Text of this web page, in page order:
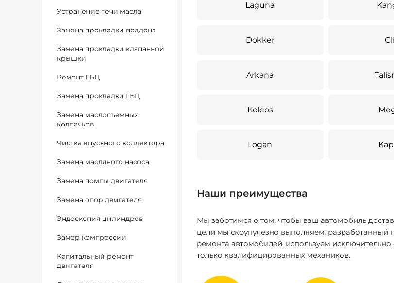
Устранение течи масла
Замена прокладки поддона
Замена прокладки клапанной
крышки
Ремонт ГБЦ
Замена прокладки ГБЦ
Замена маслосъемных
колпачков
Чистка впускного коллектора
Замена масляного насоса
Замена помпы двигателя
Замена опор двигателя
Эндоскопия цилиндров
Замер компрессии
Капитальный ремонт
двигателя
Laguna
Dokker
Arkana
Koleos
Logan
Наши преимущества
Мы заботимся о том, чтобы ваш автомобиль
цели мы скрупулезно выполняем, разработанный
ремонта автомобилей, используем
только квалифицированных механиков.